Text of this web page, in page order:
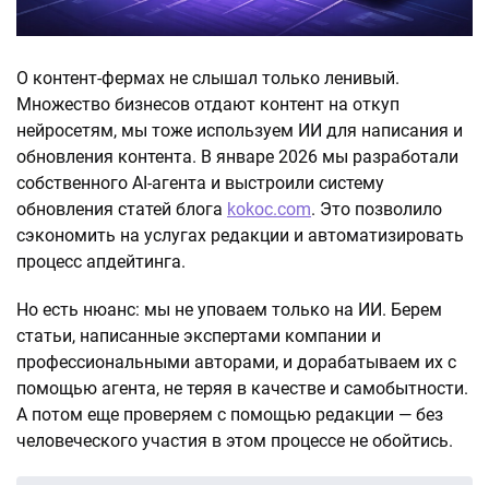
О контент-фермах не слышал только ленивый.
Множество бизнесов отдают контент на откуп
нейросетям, мы тоже используем ИИ для написания и
обновления контента. В январе 2026 мы разработали
собственного AI-агента и выстроили систему
обновления статей блога kokoc.com. Это позволило
сэкономить на услугах редакции и автоматизировать
процесс апдейтинга.
Но есть нюанс: мы не уповаем только на ИИ. Берем
статьи, написанные экспертами компании и
профессиональными авторами, и дорабатываем их с
помощью агента, не теряя в качестве и самобытности.
А потом еще проверяем с помощью редакции — без
человеческого участия в этом процессе не обойтись.